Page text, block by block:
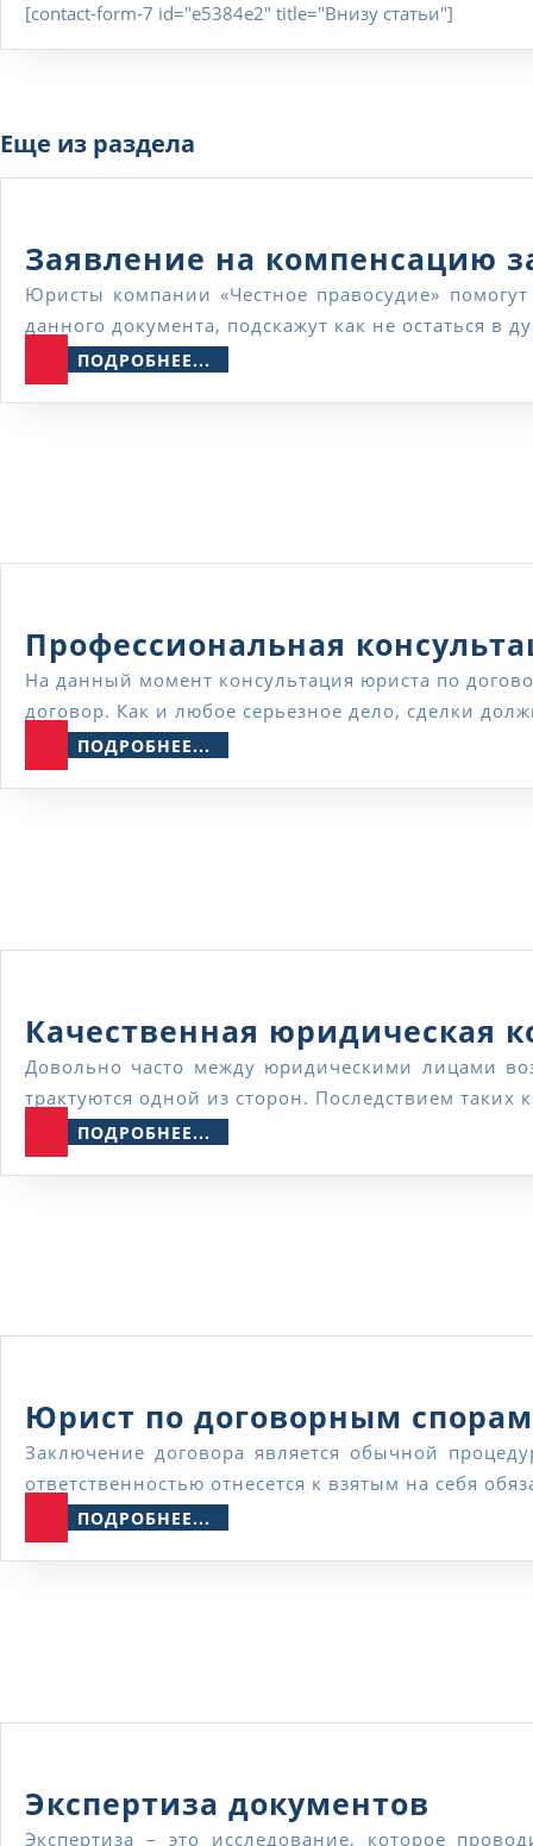
[contact-form-7 id="e5384e2" title="Внизу статьи"]
Еще из раздела
Заявление на компенсацию
Юристы компании «Честное правосудие» помогут составить заявление на компенсацию за неиспользованный отпуск, объяснят все нюансы подготовки
данного документа, подскажут как не остаться
ПОДРОБНЕЕ...
Профессиональная
На данный момент консультация юриста по договорам может потребоваться как физическим, так и юридическим лицам, которые намереваются заключить
договор. Как и любое серьезное дело, сделки
ПОДРОБНЕЕ...
Качественная юридическая
Довольно часто между юридическими лицами возникают споры, которые касаются договоров и контрактов. Бывают случаи, когда положения неверно
трактуются одной из сторон. Последствием таких
ПОДРОБНЕЕ...
Юрист по договорным спорам
Заключение договора является обычной процедурой при сотрудничестве. Но, даже заключив договор, нет гарантии того, что вторая сторона со всей
ответственностью отнесется к взятым на себя
ПОДРОБНЕЕ...
Экспертиза документов
Экспертиза – это исследование, которое проводится специалистом, у которого есть необходимые знания и квалификация для его проведения. По